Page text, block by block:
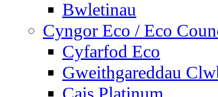
Bwletinau
Cyngor Eco / Eco
Cyfarfod Eco
Gweithgareddau